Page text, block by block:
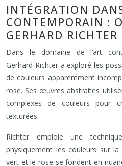
INTÉGRATION
CONTEMPORAIN :
GERHARD RICHTER
Dans le domaine de l’art
Gerhard Richter a exploré les
de couleurs apparemment
rose. Ses œuvres abstraites
complexes de couleurs pour
texturées.
Richter emploie une
physiquement les couleurs sur
vert et le rose se fondent en